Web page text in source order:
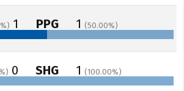
1 PPG 1 50.00
0 SHG 1 100.00